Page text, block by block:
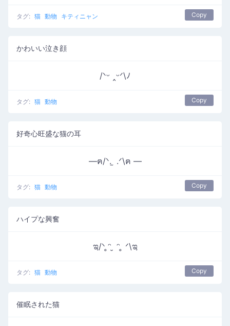
タグ: 猫 動物 キティニャン Copy
かわいい泣き顔
/ᐠᵕ ‸ᵕᐟ\ﾉ
タグ: 猫 動物 Copy
好奇心旺盛な猫の耳
—ฅ/ᐠ. ̫ .ᐟ\ฅ —
タグ: 猫 動物 Copy
ハイプな興奮
ಇ/ᐠ ̥ᵔ ̮ ᵔ ̥ ᐟ\ಇ
タグ: 猫 動物 Copy
催眠された猫